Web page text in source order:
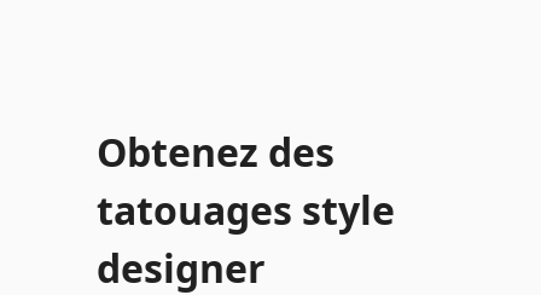
Obtenez des
tatouages style
designer